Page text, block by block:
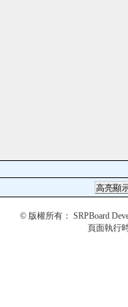
© 版權所有： SRPBoard
頁面執行